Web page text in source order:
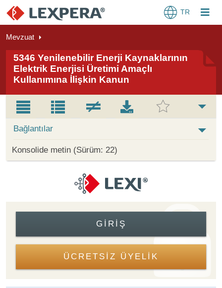
TR
Mevzuat
5346 Yenilenebilir Enerji Kaynaklarının
Elektrik Enerjisi Üretimi Amaçlı
Kullanımına İlişkin Kanun
Bağlantılar
Konsolide metin (Sürüm: 22)
GIRIŞ
ÜCRETSİZ ÜYELİK